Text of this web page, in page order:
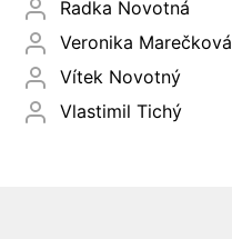
Radka Novotná
Veronika Marečková
Vítek Novotný
Vlastimil Tichý